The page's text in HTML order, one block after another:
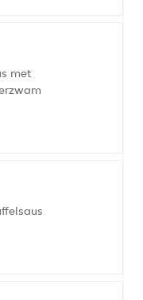
met